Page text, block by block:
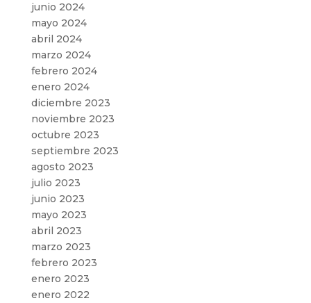
junio 2024
mayo 2024
abril 2024
marzo 2024
febrero 2024
enero 2024
diciembre 2023
noviembre 2023
octubre 2023
septiembre 2023
agosto 2023
julio 2023
junio 2023
mayo 2023
abril 2023
marzo 2023
febrero 2023
enero 2023
enero 2022